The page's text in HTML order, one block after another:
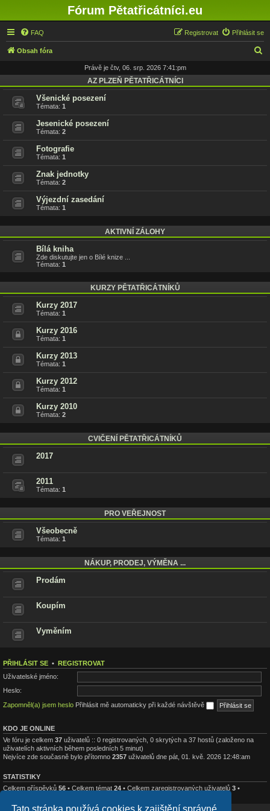
Tato stránka používá cookies k zajištění správné
Fórum Pětatřicátníci.eu
FAQ Přihlásit se
Registrovat
Obsah fóra
Právě je čtv, 06. srp. 2026 7:41:pm
AZ PLZEŇ PĚTATŘICÁTNÍCI
Všenické posezení
Témata: 1
Jesenické posezení
Témata: 2
Fotografie
Témata: 1
Znak jednotky
Témata: 2
Výjezdní zasedání
Témata: 1
AKTIVNÍ ZÁLOHY
Bílá kniha
Zde diskutujte jen o Bílé knize ...
Témata: 1
KURZY PĚTATŘICÁTNÍKŮ
Kurzy 2017
Témata: 1
Kurzy 2016
Témata: 1
Kurzy 2013
Témata: 1
Kurzy 2012
Témata: 1
Kurzy 2010
Témata: 2
CVIČENÍ PĚTATŘICÁTNÍKŮ
2017
2011
Témata: 1
PRO VEŘEJNOST
Všeobecně
Témata: 1
NÁKUP, PRODEJ, VÝMĚNA ...
Prodám
Koupím
Vyměním
PŘIHLÁSIT SE • REGISTROVAT
Uživatelské jméno:
Heslo:
Zapomněl(a) jsem heslo Přihlásit mě automaticky při každé návštěvě
KDO JE ONLINE
Ve fóru je celkem 37 uživatelů :: 0 registrovaných, 0 skrytých a 37 hostů (založeno na
uživatelích aktivních během posledních 5 minut)
Nejvíce zde současně bylo přítomno 2357 uživatelů dne pát, 01. kvě. 2026 12:48:am
STATISTIKY
Celkem příspěvků 56 • Celkem témat 24 • Celkem zaregistrovaných uživatelů 3 •